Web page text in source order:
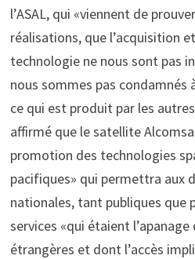
l’ASAL, qui «viennent de
réalisations, que l’acquisition
technologie ne nous sont pas
nous sommes pas condamnés
ce qui est produit par les
affirmé que le satellite
promotion des technologies
pacifiques» qui permettra aux
nationales, tant publiques que
services «qui étaient
étrangères et dont l’accès